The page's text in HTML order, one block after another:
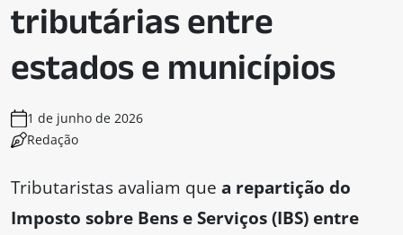
tributárias entre
estados e municípios
1 de junho de 2026
Redação
Tributaristas avaliam que a repartição do
Imposto sobre Bens e Serviços (IBS) entre